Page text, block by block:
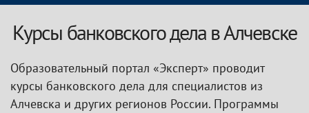
Курсы банковского дела в Алчевске
Образовательный портал «Эксперт» проводит
курсы банковского дела для специалистов из
Алчевска и других регионов России. Программы